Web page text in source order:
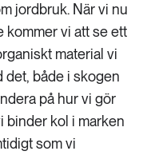
jordbruk. När vi nu
kommer vi att se ett
material vi
det, både i skogen
på hur vi gör
binder kol i marken
som vi